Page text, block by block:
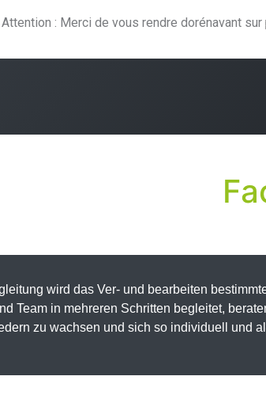
: Merci de vous rendre dorénavant sur
wird das Ver- und bearbeiten
Team in mehreren Schritten begleitet,
zu wachsen und sich so individuell und